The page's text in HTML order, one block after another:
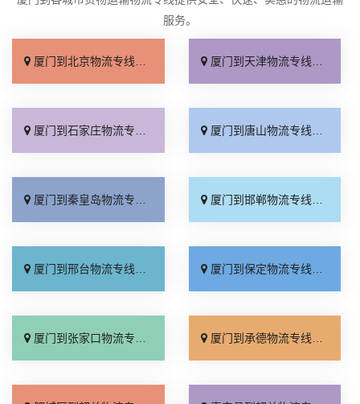
服务。
厦门到北京物流专线_上门取件「不随意加价」 厦门到天津物流专线_专线快运「直通专线」
厦门到石家庄物流专线_多久能到「诚信为先」 厦门到唐山物流专线_上门提货「准时准点」
厦门到秦皇岛物流专线_高速快运「整车配货」 厦门到邯郸物流专线_全境到达「无需中转」
厦门到邢台物流专线_需要几天「要多少钱」 厦门到保定物流专线_多少一吨「定点发车」
厦门到张家口物流专线_专线快运「运价查询」 厦门到承德物流专线_专线快运「零担配货」